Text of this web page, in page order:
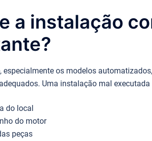
a instalação
, especialmente os modelos
Uma instalação mal
do local
do motor
peças